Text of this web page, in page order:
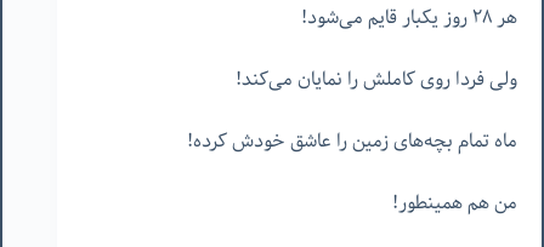
هر ٢٨ روز یکبار قایم می‌شود!
ولی فردا روی کاملش را نمایان می‌کند!
ماه تمام بچه‌های زمین را عاشق خودش کرده!
من هم همینطور!